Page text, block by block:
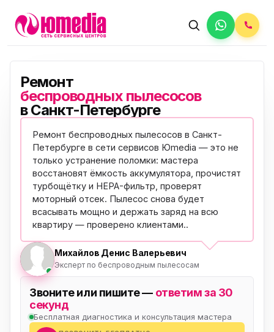
Ремонт
беспроводных пылесосов
в Санкт-Петербурге
Ремонт беспроводных пылесосов в Санкт-
Петербурге в сети сервисов Юmedia — это не
только устранение поломки: мастера
восстановят ёмкость аккумулятора, прочистят
турбощётку и HEPA-фильтр, проверят
моторный отсек. Пылесос снова будет
всасывать мощно и держать заряд на всю
квартиру — проверено клиентами..
Михайлов Денис Валерьевич
Эксперт по беспроводным пылесосам
Звоните или пишите — ответим за 30
секунд
Бесплатная диагностика и консультация мастера